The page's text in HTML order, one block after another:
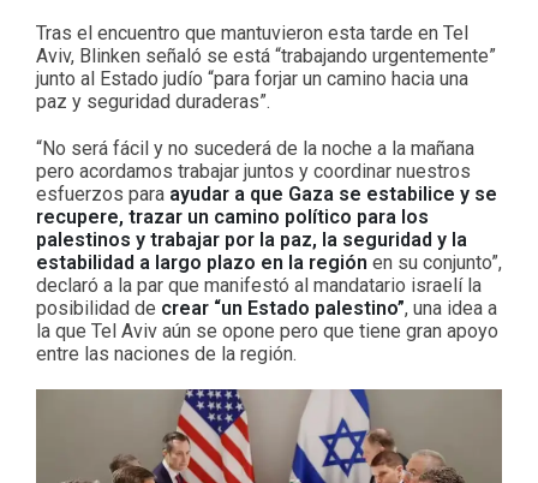
Tras el encuentro que mantuvieron esta tarde en Tel
Aviv, Blinken señaló se está “trabajando urgentemente”
junto al Estado judío “para forjar un camino hacia una
paz y seguridad duraderas”.
“No será fácil y no sucederá de la noche a la mañana
pero acordamos trabajar juntos y coordinar nuestros
esfuerzos para ayudar a que Gaza se estabilice y se
recupere, trazar un camino político para los
palestinos y trabajar por la paz, la seguridad y la
estabilidad a largo plazo en la región en su conjunto”,
declaró a la par que manifestó al mandatario israelí la
posibilidad de crear “un Estado palestino”, una idea a
la que Tel Aviv aún se opone pero que tiene gran apoyo
entre las naciones de la región.